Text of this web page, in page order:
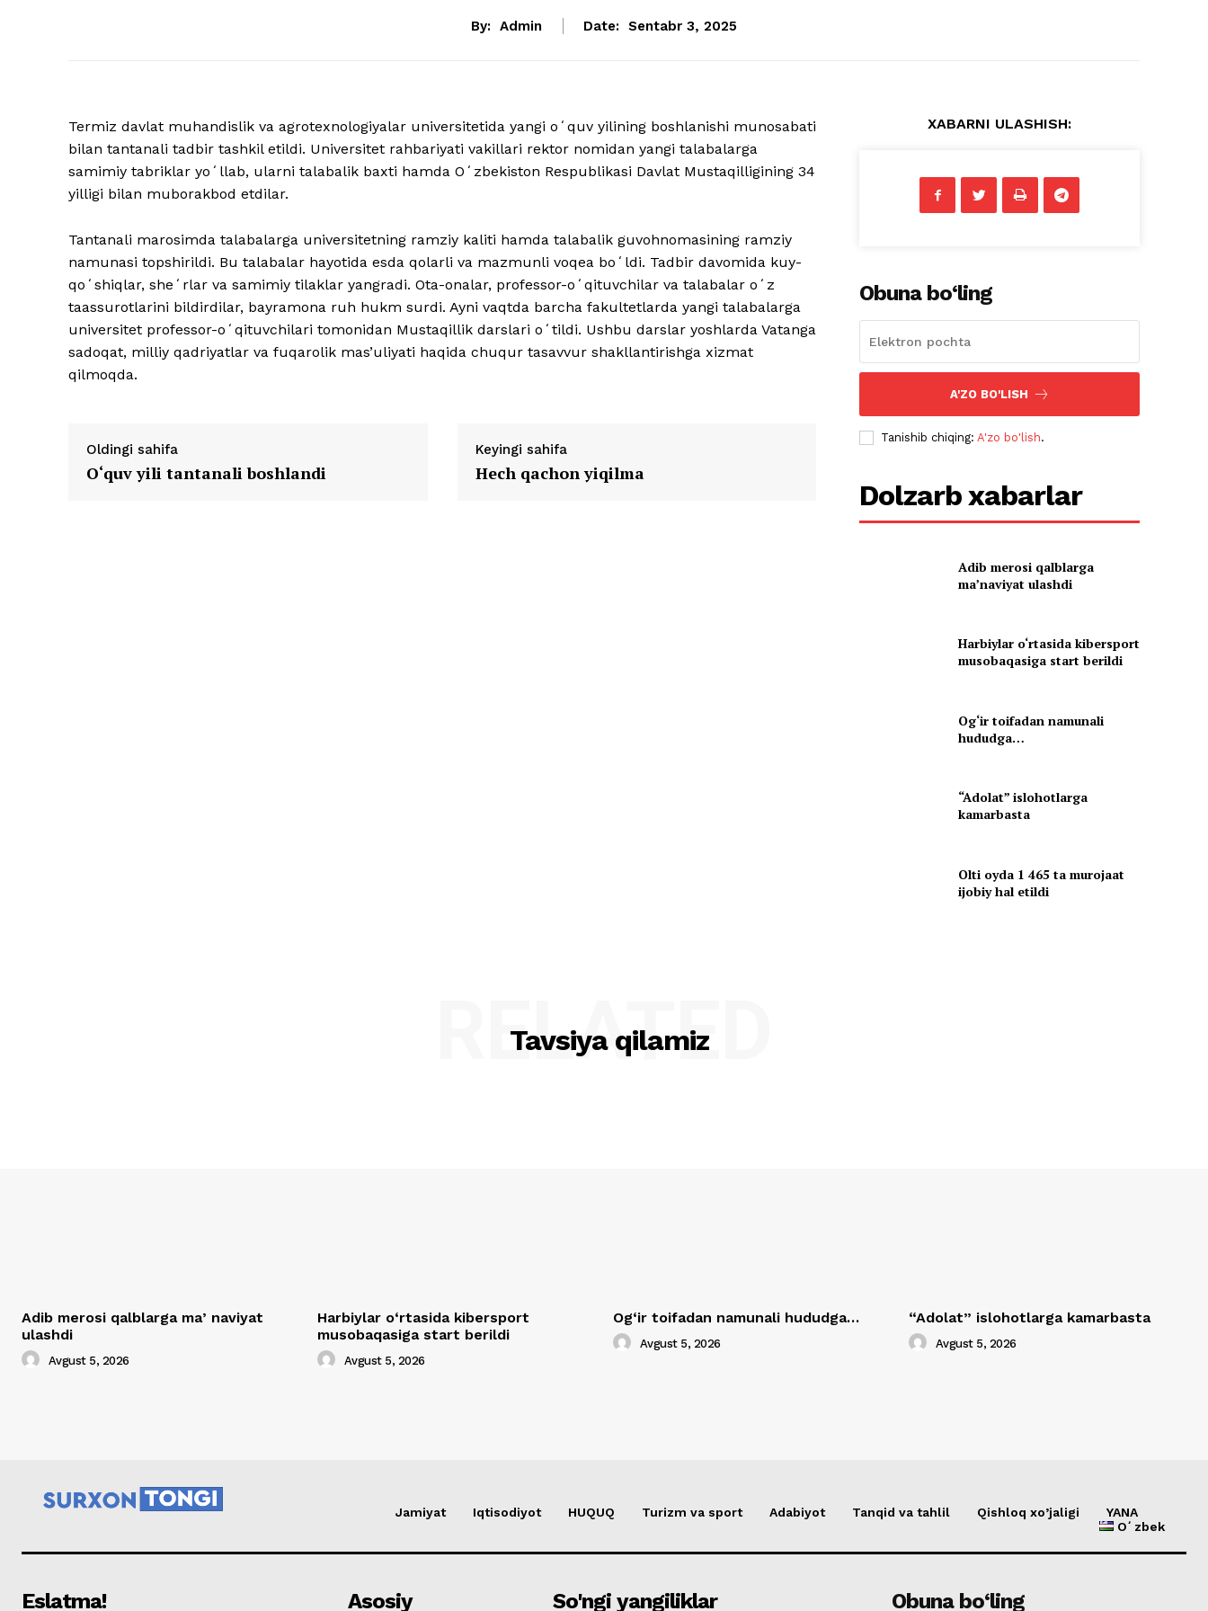
By: Admin Date: Sentabr 3, 2025
Termiz davlat muhandislik va agrotexnologiyalar universitetida yangi oʻquv yilining boshlanishi munosabati
bilan tantanali tadbir tashkil etildi. Universitet rahbariyati vakillari rektor nomidan yangi talabalarga
samimiy tabriklar yoʻllab, ularni talabalik baxti hamda Oʻzbekiston Respublikasi Davlat Mustaqilligining 34
yilligi bilan muborakbod etdilar.
Tantanali marosimda talabalarga universitetning ramziy kaliti hamda talabalik guvohnomasining ramziy
namunasi topshirildi. Bu talabalar hayotida esda qolarli va mazmunli voqea boʻldi. Tadbir davomida kuy-
qoʻshiqlar, sheʻrlar va samimiy tilaklar yangradi. Ota-onalar, professor-oʻqituvchilar va talabalar oʻz
taassurotlarini bildirdilar, bayramona ruh hukm surdi. Ayni vaqtda barcha fakultetlarda yangi talabalarga
universitet professor-oʻqituvchilari tomonidan Mustaqillik darslari oʻtildi. Ushbu darslar yoshlarda Vatanga
sadoqat, milliy qadriyatlar va fuqarolik mas’uliyati haqida chuqur tasavvur shakllantirishga xizmat
qilmoqda.
Oldingi sahifa
O‘quv yili tantanali boshlandi
Keyingi sahifa
Hech qachon yiqilma
XABARNI ULASHISH:
Obuna bo‘ling
A'ZO BO'LISH
Tanishib chiqing:A'zo bo'lish.
Dolzarb xabarlar
Adib merosi qalblarga
maʼnaviyat ulashdi
Harbiylar o‘rtasida kibersport
musobaqasiga start berildi
Og‘ir toifadan namunali
hududga…
“Adolat” islohotlarga
kamarbasta
Olti oyda 1 465 ta murojaat
ijobiy hal etildi
Tavsiya qilamiz
RELATED
Adib merosi qalblarga maʼnaviyat
ulashdi
Avgust 5, 2026
Harbiylar o‘rtasida kibersport
musobaqasiga start berildi
Avgust 5, 2026
Og‘ir toifadan namunali hududga…
Avgust 5, 2026
“Adolat” islohotlarga kamarbasta
Avgust 5, 2026
Jamiyat Iqtisodiyot HUQUQ Turizm va sport Adabiyot Tanqid va tahlil Qishloq xo’jaligi
YANA
Oʻzbek
Eslatma! Asosiy So'ngi yangiliklar Obuna bo‘ling